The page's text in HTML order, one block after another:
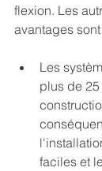
flexion. Les
avantages
Les
plus de
faciles et